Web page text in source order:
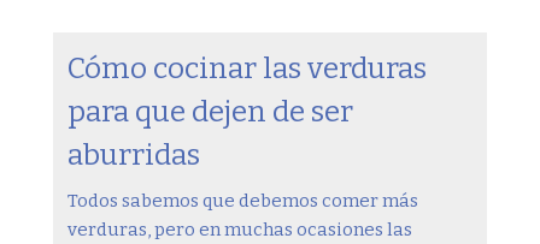
Cómo cocinar las verduras
para que dejen de ser
aburridas
Todos sabemos que debemos comer más
verduras, pero en muchas ocasiones las